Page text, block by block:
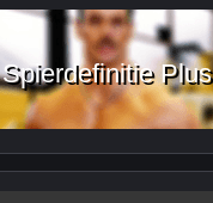
Spierdefinitie Plus